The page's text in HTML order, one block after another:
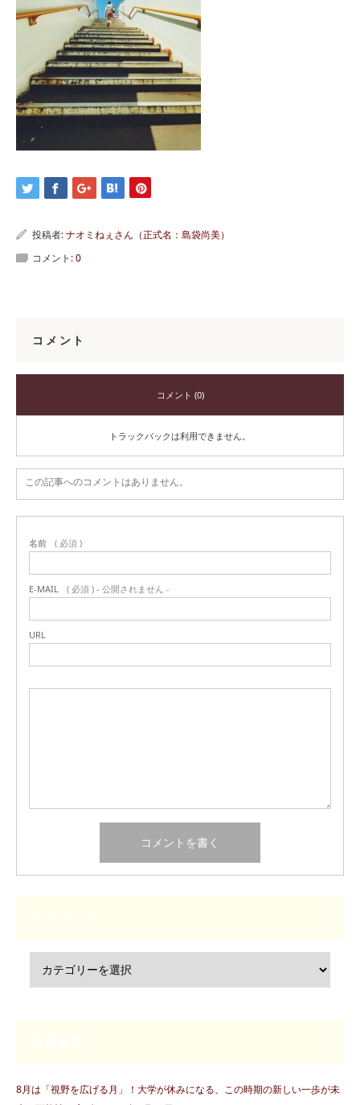
投稿者:ナオミねぇさん（正式名：島袋尚美）
コメント:0
コメント
コメント (0)
トラックバックは利用できません。
この記事へのコメントはありません。
名前 ( 必須 )
E-MAIL ( 必須 ) - 公開されません -
URL
8月は「視野を広げる月」！大学が休みになる、この時期の新しい一歩が未